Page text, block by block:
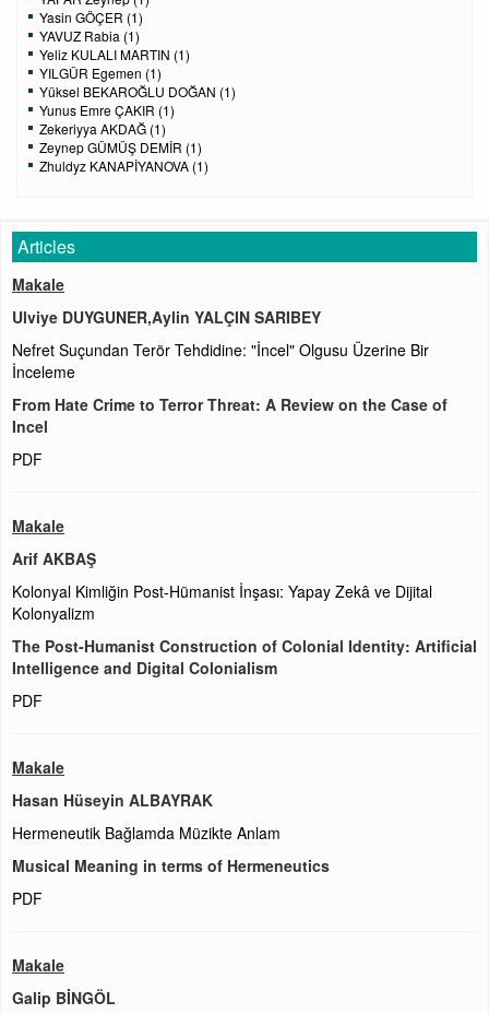
Yasin GÖÇER (1)
YAVUZ Rabia (1)
Yeliz KULALI MARTIN (1)
YILGÜR Egemen (1)
Yüksel BEKAROĞLU DOĞAN (1)
Yunus Emre ÇAKIR (1)
Zekeriyya AKDAĞ (1)
Zeynep GÜMÜŞ DEMİR (1)
Zhuldyz KANAPİYANOVA (1)
Articles
Makale
Ulviye DUYGUNER,Aylin YALÇIN SARIBEY
Nefret Suçundan Terör Tehdidine: "İncel" Olgusu Üzerine Bir
İnceleme
From Hate Crime to Terror Threat: A Review on the Case of
Incel
PDF
Makale
Arif AKBAŞ
Kolonyal Kimliğin Post-Hümanist İnşası: Yapay Zekâ ve Dijital
Kolonyalizm
The Post-Humanist Construction of Colonial Identity: Artificial
Intelligence and Digital Colonialism
PDF
Makale
Hasan Hüseyin ALBAYRAK
Hermeneutik Bağlamda Müzikte Anlam
Musical Meaning in terms of Hermeneutics
PDF
Makale
Galip BİNGÖL